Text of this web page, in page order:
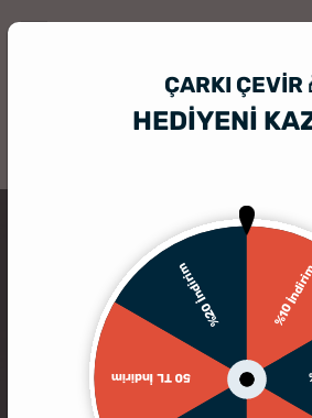
ÇARKI ÇEVIR
HEDİYENİ
%10 İndirim
50 TL İndirim
%20 İndirim